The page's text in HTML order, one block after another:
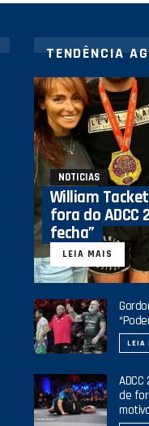
TENDÊNCIA
NOTICIAS
William
fora do ADCC
fecha”
LEIA MAIS
LEIA
de